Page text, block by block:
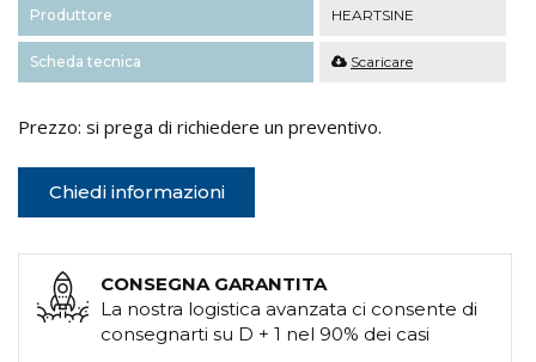
Produttore HEARTSINE
Scheda tecnica Scaricare
Prezzo: si prega di richiedere un preventivo.
Chiedi informazioni
CONSEGNA GARANTITA
La nostra logistica avanzata ci consente di
consegnarti su D + 1 nel 90% dei casi